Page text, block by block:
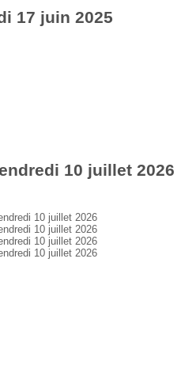
17 juin 2025
10 juillet 2026
10 juillet 2026
10 juillet 2026
10 juillet 2026
10 juillet 2026